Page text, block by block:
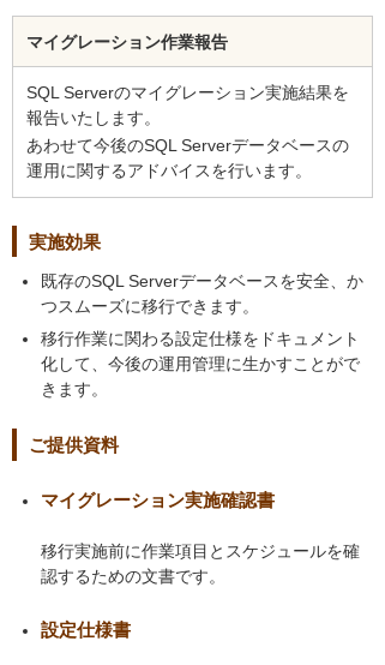
マイグレーション作業報告
SQL Serverのマイグレーション実施結果を
報告いたします。
あわせて今後のSQL Serverデータベースの
運用に関するアドバイスを行います。
実施効果
既存のSQL Serverデータベースを安全、か
つスムーズに移行できます。
移行作業に関わる設定仕様をドキュメント
化して、今後の運用管理に生かすことがで
きます。
ご提供資料
マイグレーション実施確認書
移行実施前に作業項目とスケジュールを確
認するための文書です。
設定仕様書